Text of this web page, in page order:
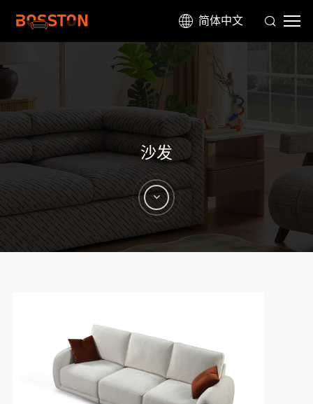
简体中文
沙发